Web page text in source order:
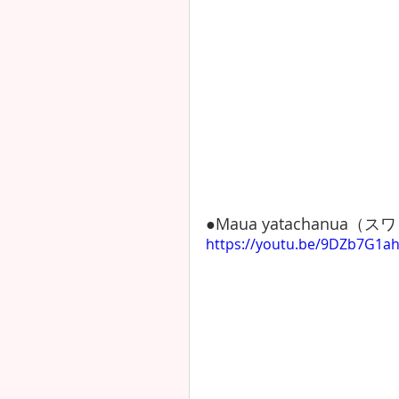
●Maua yatachanua（ス
https://youtu.be/